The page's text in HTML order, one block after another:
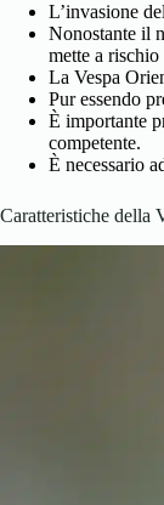
L’invasione
Nonostante il
mette a rischio
La Vespa
Pur essendo
È importante
competente.
È necessario
Caratteristiche della